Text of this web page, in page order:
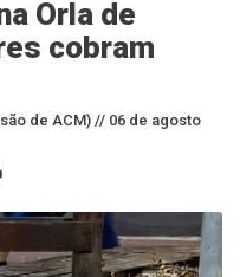
Orla de
cobram
de ACM) // 06 de agosto